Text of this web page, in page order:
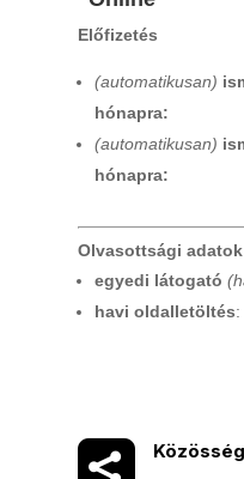
Előfizetés
(automatikusan)
hónapra:
(automatikusan)
hónapra:
Olvasottsági adatok
egyedi látogató
havi oldalletöltés:
